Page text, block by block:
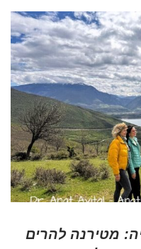
מטירנה להרים